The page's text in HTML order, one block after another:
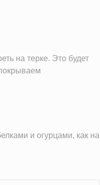
на терке. Это будет
и огурцами, как на